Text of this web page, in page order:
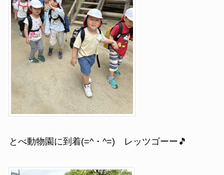
とべ動物園に到着(=^・^=) レッツゴーー🎵